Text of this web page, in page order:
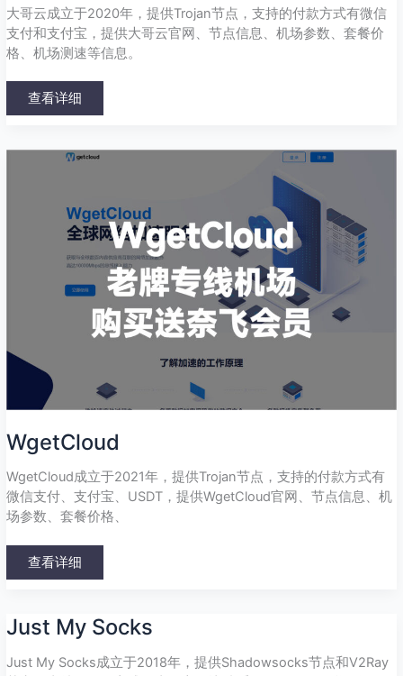
大哥云成立于2020年，提供Trojan节点，支持的付款方式有微信
支付和支付宝，提供大哥云官网、节点信息、机场参数、套餐价
格、机场测速等信息。
查看详细
WgetCloud
WgetCloud成立于2021年，提供Trojan节点，支持的付款方式有
微信支付、支付宝、USDT，提供WgetCloud官网、节点信息、机
场参数、套餐价格、
WgetCloud
查看详细
Just My Socks
Just My Socks成立于2018年，提供Shadowsocks节点和V2Ray
Just
My